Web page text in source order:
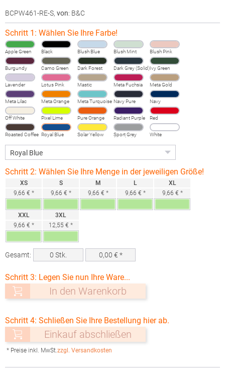
BCPW461-RE-S, von: B&C
Schritt 1: Wählen Sie Ihre Farbe!
Apple Green Black Blush Blue Blush Mint Blush Pink
Burgundy Camo Green Dark Forest Dark Grey (Solid)Ivy Green
Lavender Lotus Pink Mastic Meta Fuchsia Meta Gold
Meta Lilac Meta Orange Meta Turquoise Navy Pure Navy
Off White Pixel Lime Pure Orange Radiant Purple Red
Roasted Coffee Royal Blue Solar Yellow
Sport Grey
(Heather)
White
Schritt 2: Wählen Sie Ihre Menge in der jeweiligen Größe!
XS
9,66 € *
S
9,66 € *
M
9,66 € *
L
9,66 € *
XL
9,66 € *
XXL
9,66 € *
3XL
12,55 € *
Gesamt: 0 Stk. 0,00 € *
Schritt 3: Legen Sie nun Ihre Ware...
In den Warenkorb
Schritt 4: Schließen Sie Ihre Bestellung hier ab.
Einkauf abschließen
* Preise inkl. MwSt.zzgl. Versandkosten